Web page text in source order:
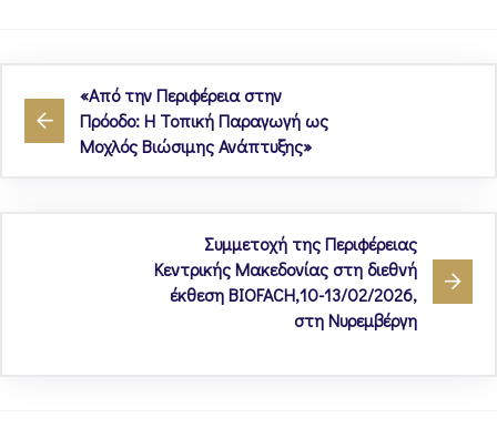
«Από την Περιφέρεια στην
Πρόοδο: Η Τοπική Παραγωγή ως
Μοχλός Βιώσιμης Ανάπτυξης»
Συμμετοχή της Περιφέρειας
Κεντρικής Μακεδονίας στη διεθνή
έκθεση BIOFACH,10-13/02/2026,
στη Νυρεμβέργη